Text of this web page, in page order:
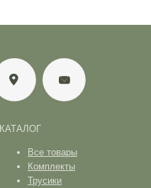
КАТАЛОГ
Все товары
Комплекты
Трусики